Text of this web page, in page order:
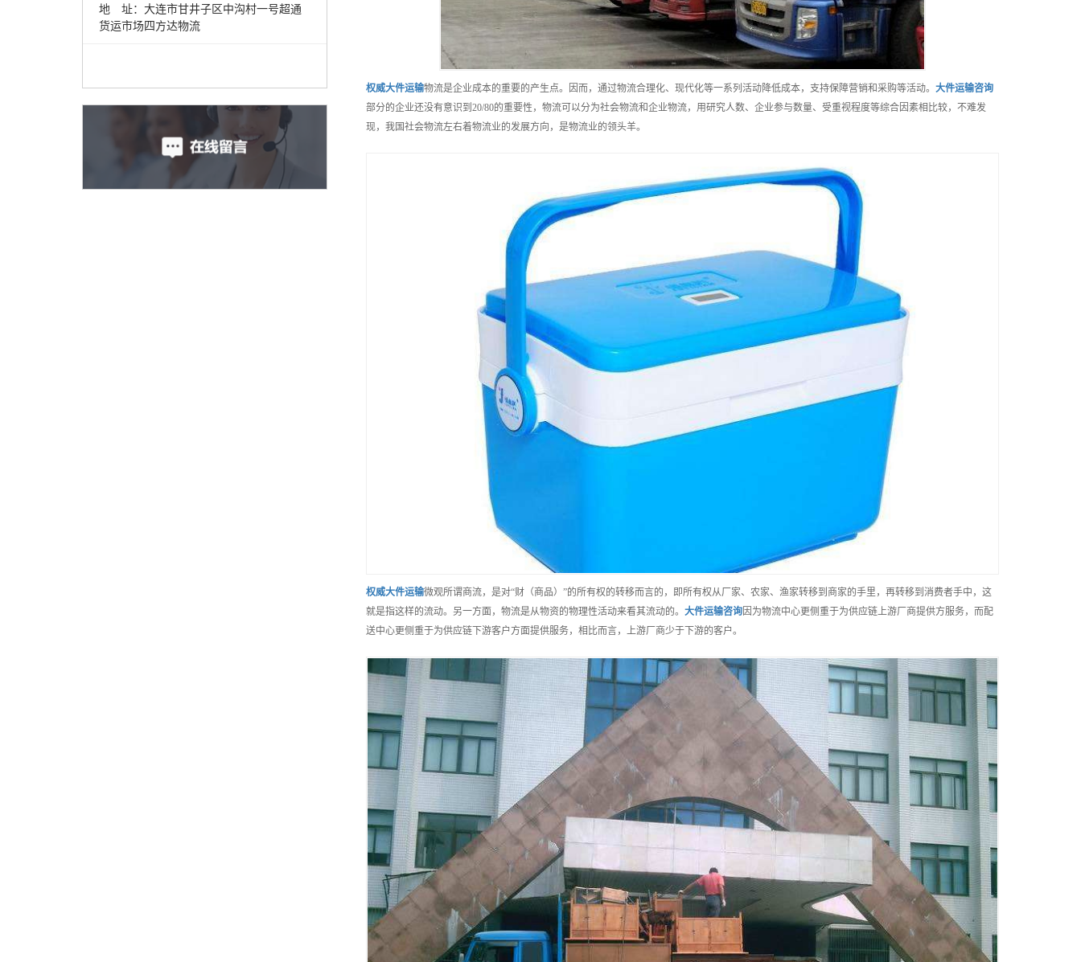
地 址：大连市甘井子区中沟村一号超通
货运市场四方达物流
权威大件运输物流是企业成本的重要的产生点。因而，通过物流合理化、现代化等一系列活动降低成本，支持保障营销和采购等活动。 大件运输咨询
部分的企业还没有意识到20/80的重要性，物流可以分为社会物流和企业物流，用研究人数、企业参与数量、受重视程度等综合因素相比较，不难发
现，我国社会物流左右着物流业的发展方向，是物流业的领头羊。
权威大件运输微观所谓商流，是对“财（商品）”的所有权的转移而言的，即所有权从厂家、农家、渔家转移到商家的手里，再转移到消费者手中，这
就是指这样的流动。另一方面，物流是从物资的物理性活动来看其流动的。 大件运输咨询因为物流中心更侧重于为供应链上游厂商提供方服务，而配
送中心更侧重于为供应链下游客户方面提供服务，相比而言，上游厂商少于下游的客户。